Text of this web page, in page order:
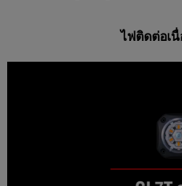
ไฟติดต่อเนื่